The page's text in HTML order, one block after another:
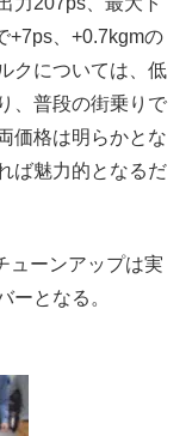
+7ps、+0.7kgmの
クについては、低
、普段の街乗りで
価格は明らかとな
ば魅力的となるだ
ューンアップは実
ーとなる。